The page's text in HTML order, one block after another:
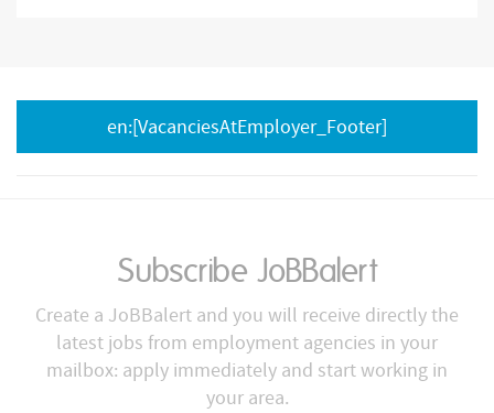
en:[VacanciesAtEmployer_Footer]
Subscribe JoBBalert
Create a JoBBalert and you will receive directly the
latest jobs from employment agencies in your
mailbox: apply immediately and start working in
your area.